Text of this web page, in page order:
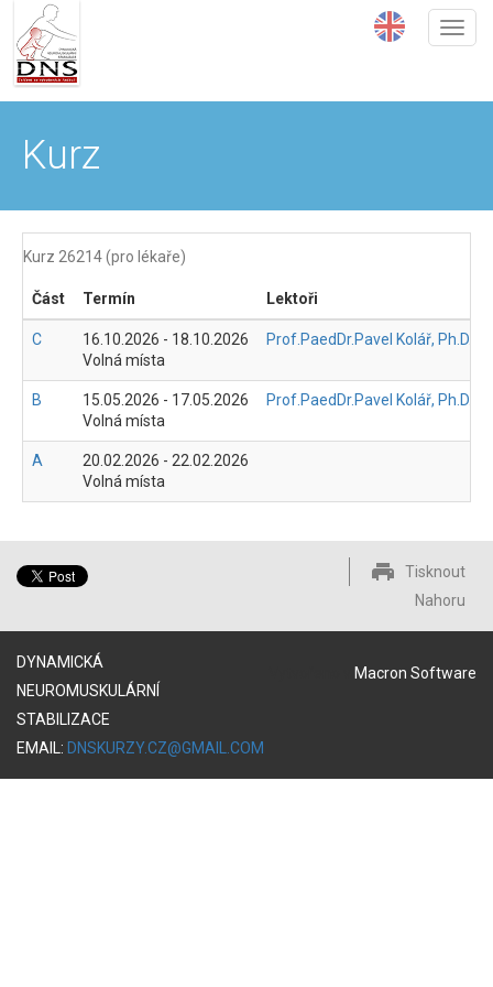
hlavnímu
obsahu
Kurz
Kurz 26214 (pro lékaře)
Část Termín Lektoři
C 16.10.2026 - 18.10.2026
Volná místa
Prof.PaedDr.Pavel Kolář, Ph.D.
B 15.05.2026 - 17.05.2026
Volná místa
Prof.PaedDr.Pavel Kolář, Ph.D.
A 20.02.2026 - 22.02.2026
Volná místa
Tisknout
Nahoru
DYNAMICKÁ
NEUROMUSKULÁRNÍ
STABILIZACE
EMAIL: DNSKURZY.CZ@GMAIL.COM
Macron Software